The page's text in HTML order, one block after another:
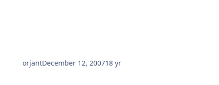
orjantDecember 12, 200718 yr